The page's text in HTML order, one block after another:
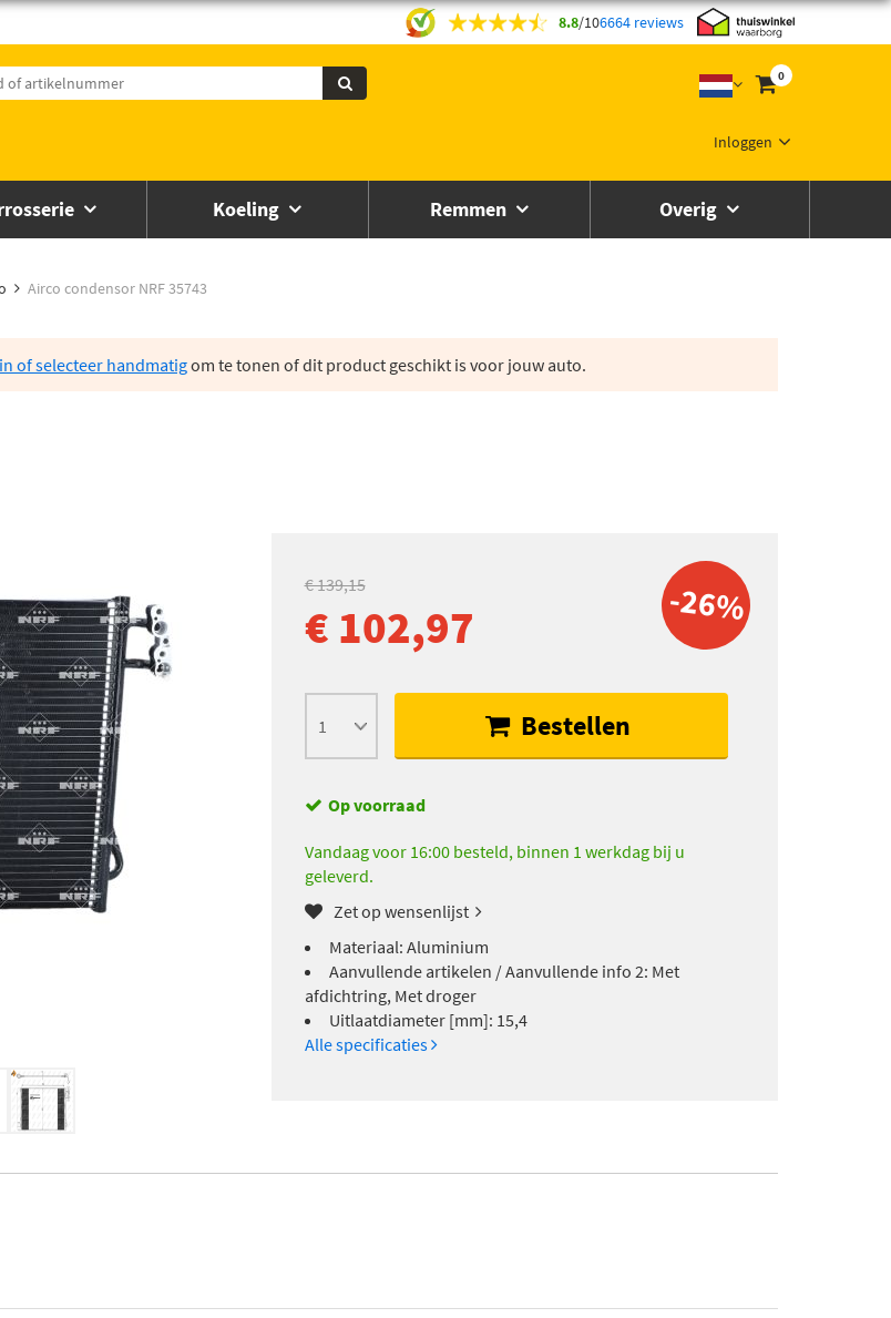
8.8/106664 reviews
0
Inloggen
Koeling Remmen Overig
Airco condensor NRF 35743
of selecteer handmatigom te tonen of dit product geschikt is voor jouw auto.
-26%
€ 139,15
€ 102,97
Bestellen
Op voorraad
Vandaag voor 16:00 besteld, binnen 1 werkdag bij u
geleverd.
Zet op wensenlijst
Materiaal: Aluminium
Aanvullende artikelen / Aanvullende info 2: Met
afdichtring, Met droger
Uitlaatdiameter [mm]: 15,4
Alle specificaties